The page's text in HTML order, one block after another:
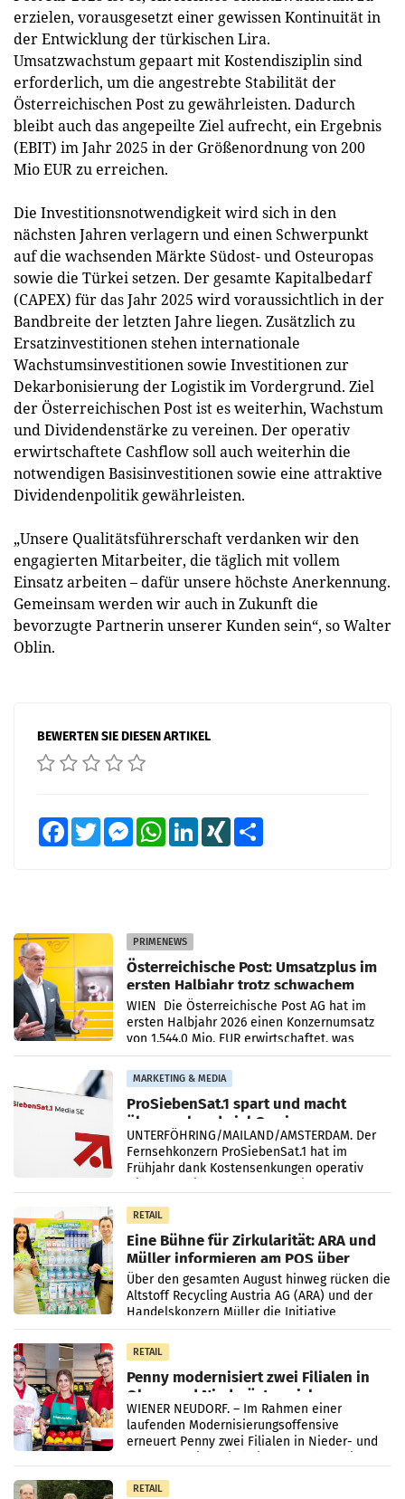
erzielen, vorausgesetzt einer gewissen Kontinuität in
der Entwicklung der türkischen Lira.
Umsatzwachstum gepaart mit Kostendisziplin sind
erforderlich, um die angestrebte Stabilität der
Österreichischen Post zu gewährleisten. Dadurch
bleibt auch das angepeilte Ziel aufrecht, ein Ergebnis
(EBIT) im Jahr 2025 in der Größenordnung von 200
Mio EUR zu erreichen.
Die Investitionsnotwendigkeit wird sich in den
nächsten Jahren verlagern und einen Schwerpunkt
auf die wachsenden Märkte Südost- und Osteuropas
sowie die Türkei setzen. Der gesamte Kapitalbedarf
(CAPEX) für das Jahr 2025 wird voraussichtlich in der
Bandbreite der letzten Jahre liegen. Zusätzlich zu
Ersatzinvestitionen stehen internationale
Wachstumsinvestitionen sowie Investitionen zur
Dekarbonisierung der Logistik im Vordergrund. Ziel
der Österreichischen Post ist es weiterhin, Wachstum
und Dividendenstärke zu vereinen. Der operativ
erwirtschaftete Cashflow soll auch weiterhin die
notwendigen Basisinvestitionen sowie eine attraktive
Dividendenpolitik gewährleisten.
„Unsere Qualitätsführerschaft verdanken wir den
engagierten Mitarbeiter, die täglich mit vollem
Einsatz arbeiten – dafür unsere höchste Anerkennung.
Gemeinsam werden wir auch in Zukunft die
bevorzugte Partnerin unserer Kunden sein“, so Walter
Oblin.
BEWERTEN SIE DIESEN ARTIKEL
FacebookTwitter MessengerWhatsAppLinkedInXING
PRIMENEWS
Österreichische Post: Umsatzplus im
ersten Halbjahr trotz schwachem
Briefgeschäft
WIEN Die Österreichische Post AG hat im
ersten Halbjahr 2026 einen Konzernumsatz
von 1.544,0 Mio. EUR erwirtschaftet, was
einem Plus von 3,8 Prozent gegenüber dem
Vergleichszeitraum
MARKETING & MEDIA
ProSiebenSat.1 spart und macht
überraschend viel Gewinn
UNTERFÖHRING/MAILAND/AMSTERDAM. Der
Fernsehkonzern ProSiebenSat.1 hat im
Frühjahr dank Kostensenkungen operativ
RETAIL
Eine Bühne für Zirkularität: ARA und
Müller informieren am POS über
Kreislauffähigkeit
Über den gesamten August hinweg rücken die
Altstoff Recycling Austria AG (ARA) und der
Handelskonzern Müller die Initiative
„Kreislauf-Helden“ in allen österreichischen
Müller-Filialen
RETAIL
Penny modernisiert zwei Filialen in
Ober- und Niederösterreich
WIENER NEUDORF. – Im Rahmen einer
laufenden Modernisierungsoffensive
erneuert Penny zwei Filialen in Nieder- und
RETAIL